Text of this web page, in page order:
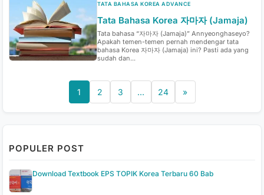
TATA BAHASA KOREA ADVANCE
Tata Bahasa Korea 자마자 (Jamaja)
Tata bahasa “자마자 (Jamaja)” Annyeonghaseyo?
Apakah temen-temen pernah mendengar tata
bahasa Korea 자마자 (Jamaja) ini? Pasti ada yang
sudah dan...
1 2 3 … 24 »
POPULER POST
Download Textbook EPS TOPIK Korea Terbaru 60 Bab